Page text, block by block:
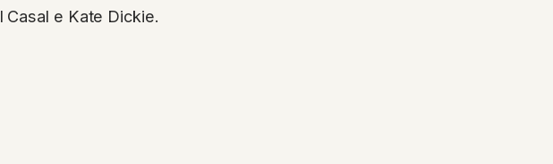
Casal e Kate Dickie.